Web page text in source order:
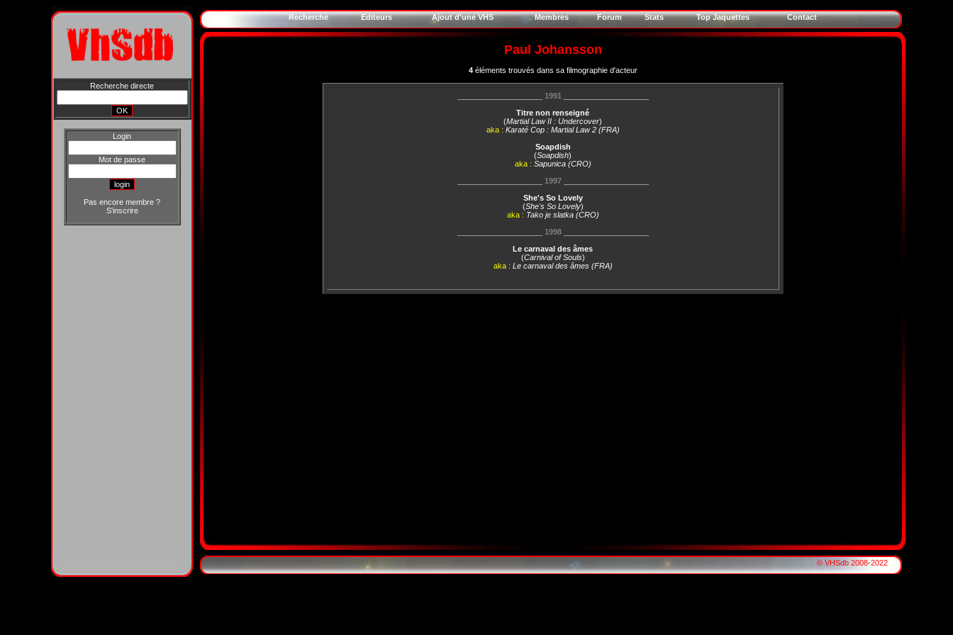
Recherche directe
Login
Mot de passe
Pas encore membre ?
S'inscrire
Recherche Editeurs Ajout d'une VHS Membres Forum Stats Top Jaquettes Contact
Paul Johansson
4éléments trouvés dans sa filmographie d'acteur
1991
Titre non renseigné
(Martial Law II : Undercover)
aka : Karaté Cop : Martial Law 2 (FRA)
Soapdish
(Soapdish)
aka : Sapunica (CRO)
1997____________________
She's So Lovely
(She's So Lovely)
aka : Tako je slatka (CRO)
1998____________________
Le carnaval des âmes
(Carnival of Souls)
aka : Le carnaval des âmes (FRA)
© VHSdb 2008-2022